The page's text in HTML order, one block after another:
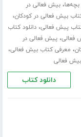
،بیش فعالی در
بیش فعالی در کودکان،
پیش فعالی،دانلود کتاب
فعالی، پیش فعالی در
، معرفی کتاب بیش فعالی،
بیش فعالی
دانلود کتاب